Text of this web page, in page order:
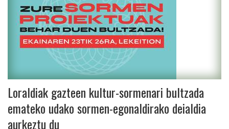
Loraldiak gazteen kultur-sormenari bultzada
emateko udako sormen-egonaldirako deialdia
aurkeztu du